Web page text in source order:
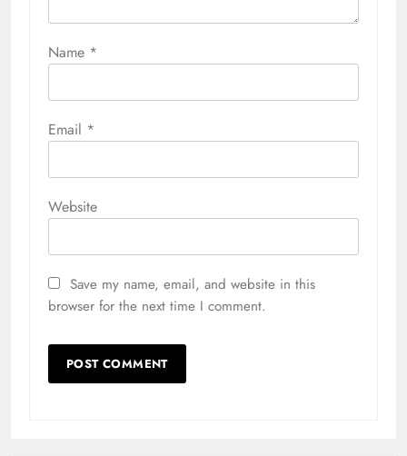
Name *
Email *
Website
Save my name, email, and website in this
browser for the next time I comment.